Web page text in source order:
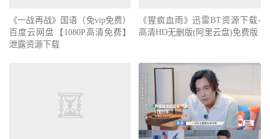
《一战再战》国语（免vip免费）
百度云网盘【1080P高清免费】
泄露资源下载
《猩疯血雨》迅雷BT资源下载-
高清HD无删版(阿里云盘)免费版